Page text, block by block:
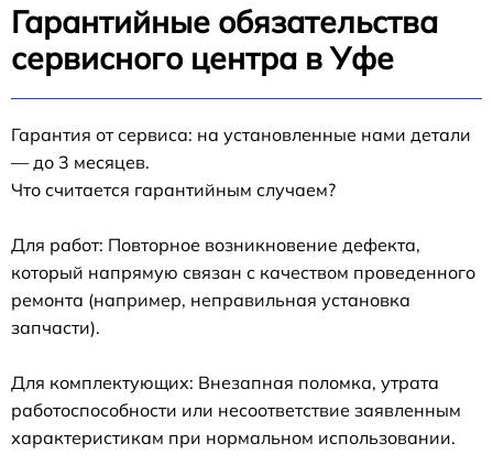
Гарантийные обязательства
сервисного центра в Уфе
Гарантия от сервиса: на установленные нами детали
— до 3 месяцев.
Что считается гарантийным случаем?
Для работ: Повторное возникновение дефекта,
который напрямую связан с качеством проведенного
ремонта (например, неправильная установка
запчасти).
Для комплектующих: Внезапная поломка, утрата
работоспособности или несоответствие заявленным
характеристикам при нормальном использовании.